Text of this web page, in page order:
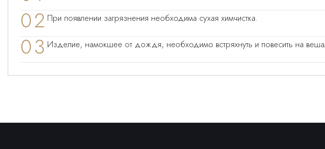
02При появлении загрязнения необходима сухая химчистка.
03Изделие, намокшее от дождя, необходимо встряхнуть и повесить на